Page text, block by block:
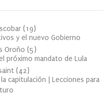
(19)
y el nuevo Gobierno
Oroño (5)
próximo mandato de Lula
(42)
capitulación | Lecciones para